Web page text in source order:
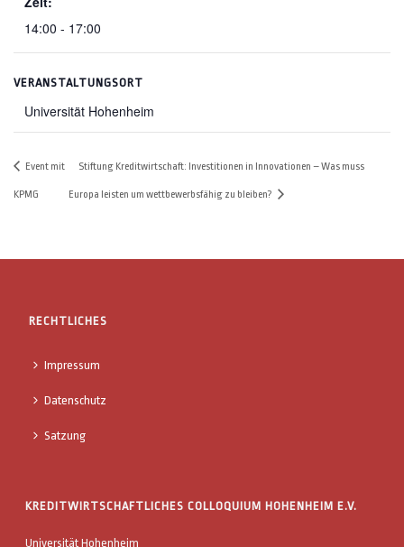
14:00 - 17:00
VERANSTALTUNGSORT
Universität Hohenheim
Event mit
KPMG
Stiftung Kreditwirtschaft: Investitionen in Innovationen – Was muss
Europa leisten um wettbewerbsfähig zu bleiben?
RECHTLICHES
Impressum
Datenschutz
Satzung
KREDITWIRTSCHAFTLICHES COLLOQUIUM HOHENHEIM E.V.
Universität Hohenheim